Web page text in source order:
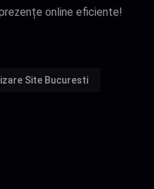
online eficiente!
Site Bucuresti